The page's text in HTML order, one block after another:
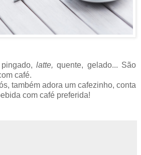
latte, quente, gelado... São
café.
também adora um cafezinho, conta
com café preferida!